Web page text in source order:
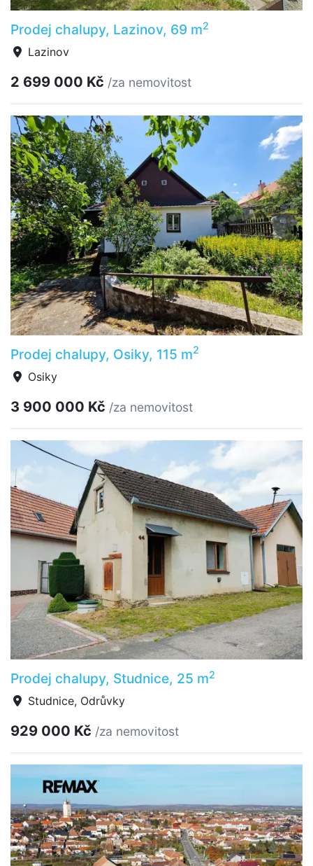
Prodej chalupy, Lazinov, 69 m2
Lazinov
2 699 000 Kč /za nemovitost
Prodej chalupy, Osiky, 115 m2
Osiky
3 900 000 Kč /za nemovitost
Prodej chalupy, Studnice, 25 m2
Studnice, Odrůvky
929 000 Kč /za nemovitost